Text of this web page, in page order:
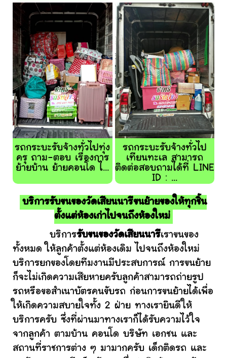
รถกระบะรับจ้างทั่วไปทุ่ง
ครุ ถาม-ตอบ เรื่องการ
ย้ายบ้าน ย้ายคอนโด ไ...
รถกระบะรับจ้างทั่วไป
เทียนทะเล สามารถ
ติดต่อสอบถามได้ที่ LINE
ID : ...
บริการรับขนของวัดเสียนนารีขนย้ายของให้ทุกชิ้น
ตั้งแต่ห้องเก่าไปจนถึงห้องใหม่
บริการรับขนของวัดเสียนนารีเราขนของ
ทั้งหมด ให้ลูกค้าตั้งแต่ห้องเดิม ไปจนถึงห้องใหม่
บริการยกของโดยทีมงานมีประสบการณ์ การขนย้าย
ก็จะไม่เกิดความเสียหายครับลูกค้าสามารถถ่ายรูป
รถหรือขอสำเนาบัตรคนขับรถ ก่อนการขนย้ายได้เพื่อ
ให้เกิดความสบายใจทั้ง 2 ฝ่าย ทางเรายินดีให้
บริการครับ ซึ่งที่ผ่านมาทางเราก็ได้รับความไว้ใจ
จากลูกค้า ตามบ้าน คอนโด บริษัท เอกชน และ
สถานที่ราชการต่าง ๆ มามากครับ เด็กติดรถ และ